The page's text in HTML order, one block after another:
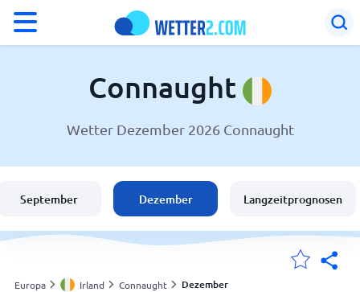
Wetter in Connaught
Schweiz
Deutschland
Connaught
Wetter Dezember 2026 Connaught
September Dezember Langzeitprognosen
Europa Irland Connaught Dezember